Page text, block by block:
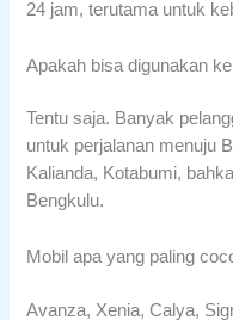
24 jam, terutama untuk
Apakah bisa digunakan
Tentu saja. Banyak
untuk perjalanan menuju
Kalianda, Kotabumi,
Bengkulu.
Mobil apa yang paling
Avanza, Xenia, Calya,